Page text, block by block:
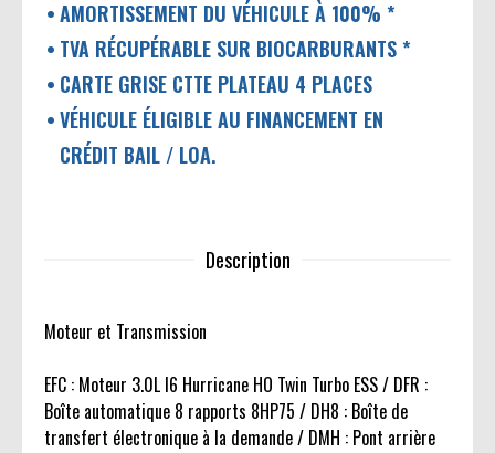
AMORTISSEMENT DU VÉHICULE À 100% *
TVA RÉCUPÉRABLE SUR BIOCARBURANTS *
CARTE GRISE CTTE PLATEAU 4 PLACES
VÉHICULE ÉLIGIBLE AU FINANCEMENT EN
CRÉDIT BAIL / LOA.
Description
Moteur et Transmission
EFC : Moteur 3.0L I6 Hurricane HO Twin Turbo ESS / DFR :
Boîte automatique 8 rapports 8HP75 / DH8 : Boîte de
transfert électronique à la demande / DMH : Pont arrière